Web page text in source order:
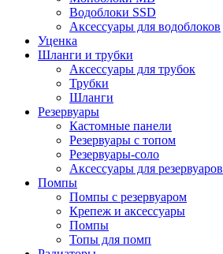
Водоблоки SSD
Аксессуары для водоблоков
Уценка
Шланги и трубки
Аксессуары для трубок
Трубки
Шланги
Резервуары
Кастомные панели
Резервуары с топом
Резервуары-соло
Аксессуары для резервуаров
Помпы
Помпы с резервуаром
Крепеж и аксессуары
Помпы
Топы для помп